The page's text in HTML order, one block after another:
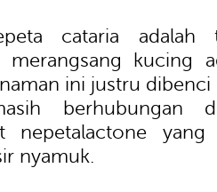
cataria adalah
merangsang kucing
ini justru
berhubungan
nepetalactone
nyamuk.